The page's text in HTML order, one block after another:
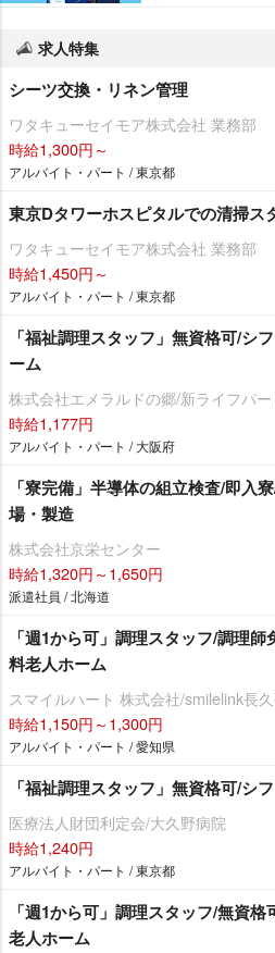
求人特集
シーツ交換・リネン管理
ワタキューセイモア株式会社 業務部
時給1,300円～
アルバイト・パート / 東京都
東京Dタワーホスピタルでの清掃ス
ワタキューセイモア株式会社 業務部
時給1,450円～
アルバイト・パート / 東京都
「福祉調理スタッフ」無資格可/シ
ーム
株式会社エメラルドの郷/新ライフパ
時給1,177円
アルバイト・パート / 大阪府
「寮完備」半導体の組立検査/即入
場・製造
株式会社京栄センター
時給1,320円～1,650円
派遣社員 / 北海道
「週1から可」調理スタッフ/調理
料老人ホーム
スマイルハート 株式会社/smilelink長
時給1,150円～1,300円
アルバイト・パート / 愛知県
「福祉調理スタッフ」無資格可/シ
医療法人財団利定会/大久野病院
時給1,240円
アルバイト・パート / 東京都
「週1から可」調理スタッフ/無資
老人ホーム